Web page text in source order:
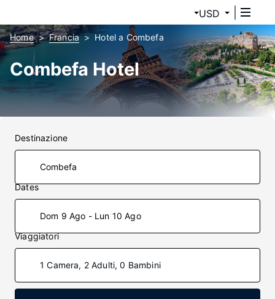
USD
Home Francia Hotel a Combefa
Combefa Hotel
Destinazione
Dates
Dom 9 Ago - Lun 10 Ago
Viaggiatori
1 Camera, 2 Adulti, 0 Bambini